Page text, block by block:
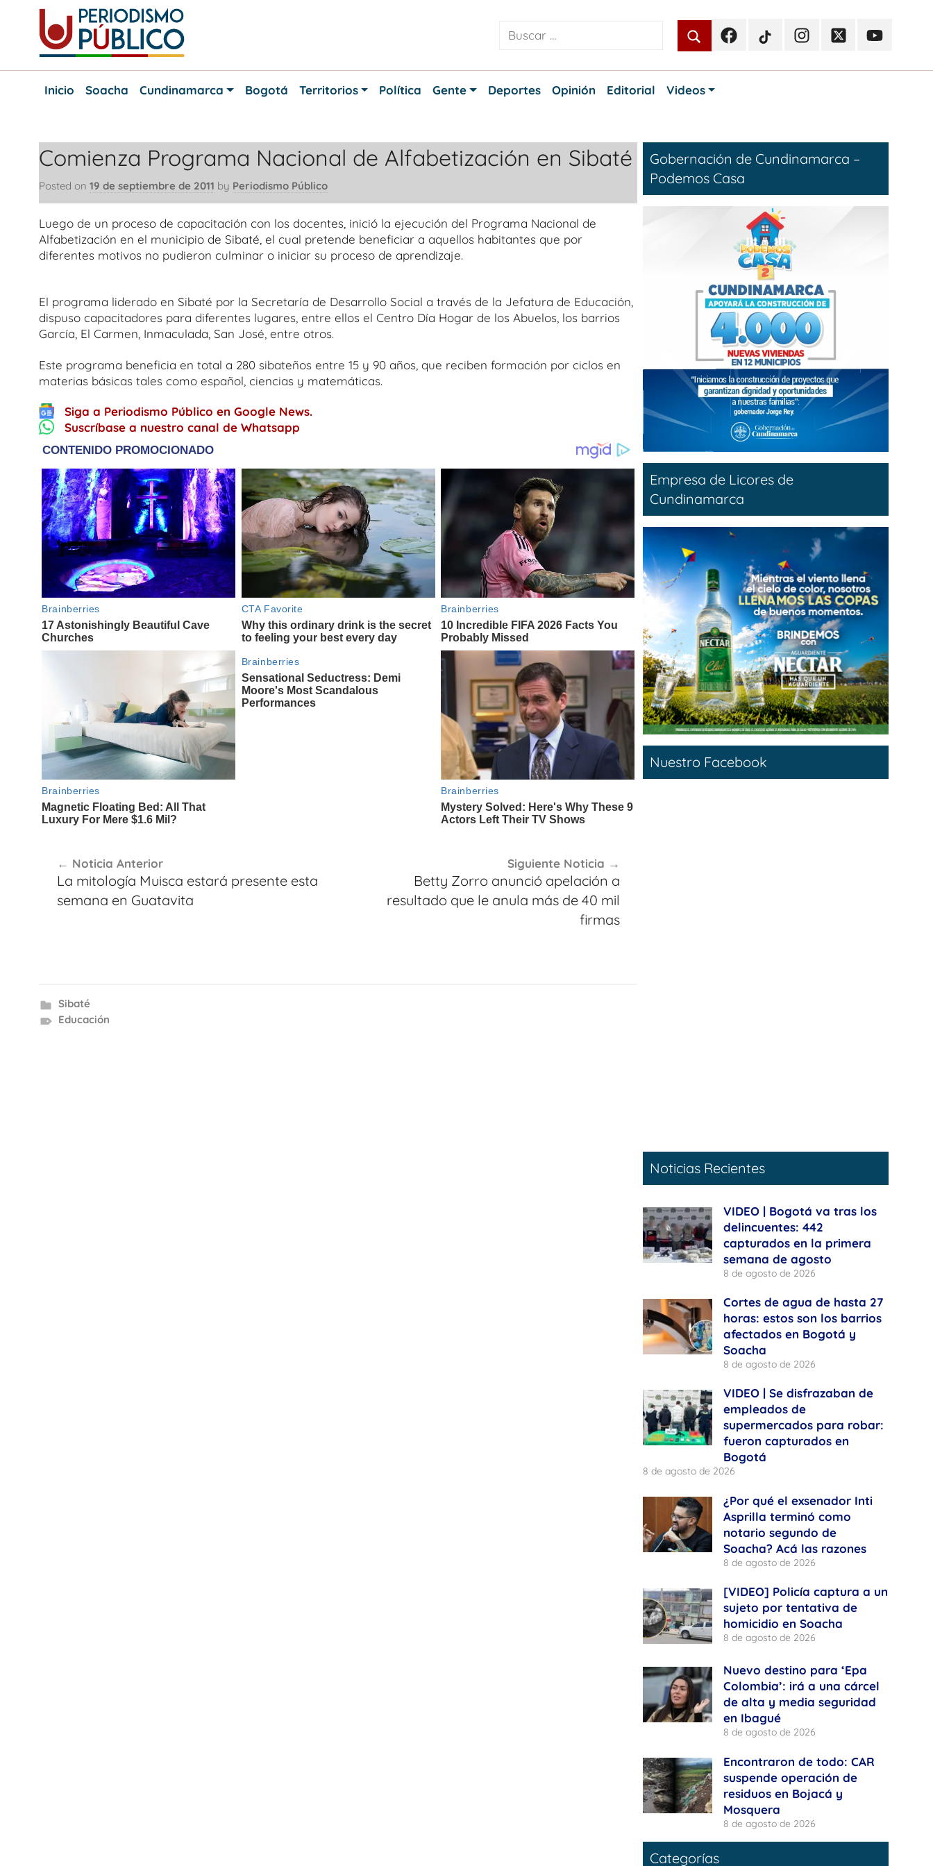
content
Periodismo
Noticias
Bogotá
y
FacebookTikTokInstagramTwitterYoutube
Inicio
Soacha Cundinamarca Bogotá Territorios Política Gente Deportes Opinión Editorial Videos
Comienza Programa Nacional de Alfabetización en Sibaté
Posted on 19 de septiembre de 2011 by Periodismo Público
Luego de un proceso de capacitación con los docentes, inició la ejecución del Programa Nacional de
Alfabetización en el municipio de Sibaté, el cual pretende beneficiar a aquellos habitantes que por
diferentes motivos no pudieron culminar o iniciar su proceso de aprendizaje.
El programa liderado en Sibaté por la Secretaría de Desarrollo Social a través de la Jefatura de Educación,
dispuso capacitadores para diferentes lugares, entre ellos el Centro Día Hogar de los Abuelos, los barrios
García, El Carmen, Inmaculada, San José, entre otros.
Este programa beneficia en total a 280 sibateños entre 15 y 90 años, que reciben formación por ciclos en
materias básicas tales como español, ciencias y matemáticas.
Siga a Periodismo Público en Google News.
Suscríbase a nuestro canal de Whatsapp
de
entradas
Noticia Anterior
La mitología Muisca estará presente esta
semana en Guatavita
Siguiente Noticia
Betty Zorro anunció apelación a
resultado que le anula más de 40 mil
firmas
Sibaté
Educación
Gobernación de Cundinamarca –
Podemos Casa
Empresa de Licores de
Cundinamarca
Nuestro Facebook
Noticias Recientes
VIDEO | Bogotá va tras los
delincuentes: 442
capturados en la primera
semana de agosto
8 de agosto de 2026
Cortes de agua de hasta 27
horas: estos son los barrios
afectados en Bogotá y
Soacha
8 de agosto de 2026
VIDEO | Se disfrazaban de
empleados de
supermercados para robar:
fueron capturados en
Bogotá
8 de agosto de 2026
¿Por qué el exsenador Inti
Asprilla terminó como
notario segundo de
Soacha? Acá las razones
8 de agosto de 2026
[VIDEO] Policía captura a un
sujeto por tentativa de
homicidio en Soacha
8 de agosto de 2026
Nuevo destino para ‘Epa
Colombia’: irá a una cárcel
de alta y media seguridad
en Ibagué
8 de agosto de 2026
Encontraron de todo: CAR
suspende operación de
residuos en Bojacá y
Mosquera
8 de agosto de 2026
Categorías